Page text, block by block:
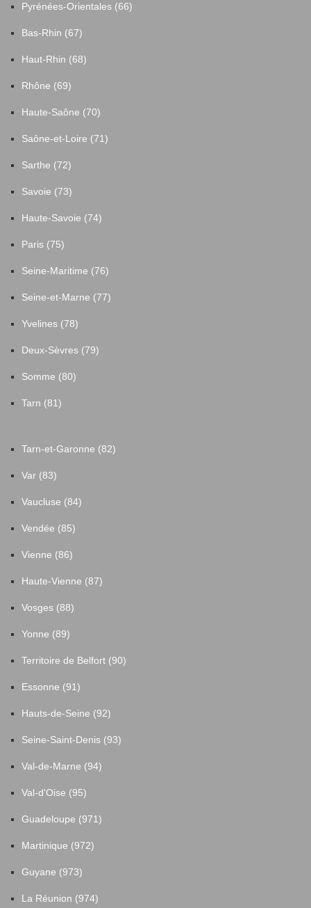
Pyrénées-Orientales (66)
Bas-Rhin (67)
Haut-Rhin (68)
Rhône (69)
Haute-Saône (70)
Saône-et-Loire (71)
Sarthe (72)
Savoie (73)
Haute-Savoie (74)
Paris (75)
Seine-Maritime (76)
Seine-et-Marne (77)
Yvelines (78)
Deux-Sèvres (79)
Somme (80)
Tarn (81)
Tarn-et-Garonne (82)
Var (83)
Vaucluse (84)
Vendée (85)
Vienne (86)
Haute-Vienne (87)
Vosges (88)
Yonne (89)
Territoire de Belfort (90)
Essonne (91)
Hauts-de-Seine (92)
Seine-Saint-Denis (93)
Val-de-Marne (94)
Val-d'Oise (95)
Guadeloupe (971)
Martinique (972)
Guyane (973)
La Réunion (974)